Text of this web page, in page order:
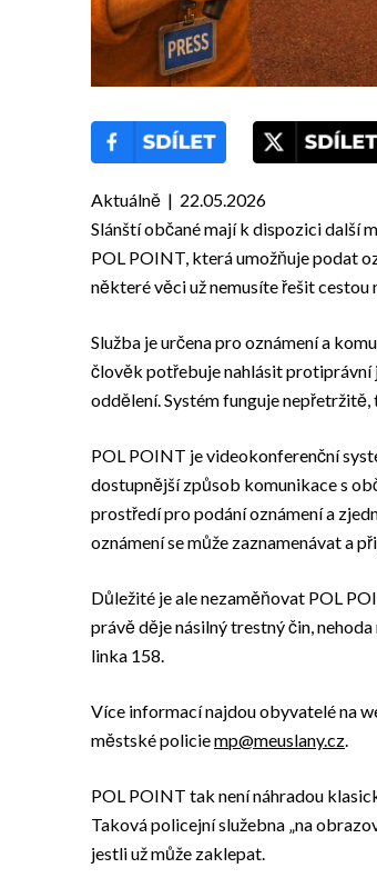
Aktuálně | 22.05.2026
Slánští občané mají k dispozici další
POL POINT, která umožňuje podat
některé věci už nemusíte řešit cestou
Služba je určena pro oznámení a
člověk potřebuje nahlásit protiprávní
oddělení. Systém funguje nepřetržitě,
POL POINT je videokonferenční
dostupnější způsob komunikace s
prostředí pro podání oznámení a
oznámení se může zaznamenávat a
Důležité je ale nezaměňovat POL
právě děje násilný trestný čin,
linka 158.
Více informací najdou obyvatelé na
městské policiemp@meuslany.cz.
POL POINT tak není náhradou
Taková policejní služebna „na
jestli už může zaklepat.